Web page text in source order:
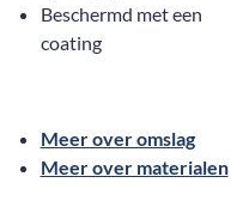
Beschermd met een
coating
Meer over omslag
Meer over materialen